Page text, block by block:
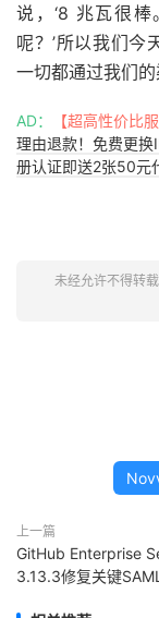
说，‘8 兆瓦很
呢？’所以我们今
一切都通过我们的
AD： 【超高性价比
理由退款！免费更
册认证即送2张50元
未经允许不得转载
上一篇
GitHub Enterprise
3.13.3修复关键